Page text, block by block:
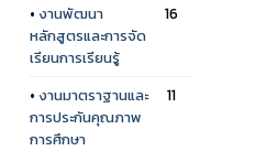
• งานพัฒนา
หลักสูตรและการจัด
เรียนการเรียนรู้
16
• งานมาตราฐานและ
การประกันคุณภาพ
การศึกษา
11